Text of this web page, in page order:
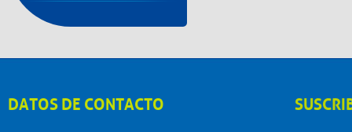
DATOS DE CONTACTO